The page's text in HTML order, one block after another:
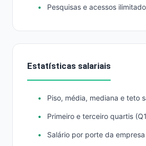
Pesquisas e acessos
Estatísticas salariais
Piso, média, mediana e teto
Primeiro e terceiro quartis
Salário por porte da empresa